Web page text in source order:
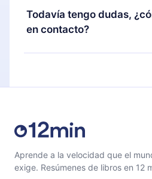
También puedes leer o
favoritos sin conexión y
puedes cancelar en
próximo ciclo de facturación
Todavía tengo dudas,
en contacto?
Siéntete libre de
Aprende a la velocidad que el
exige. Resúmenes de libros en 12